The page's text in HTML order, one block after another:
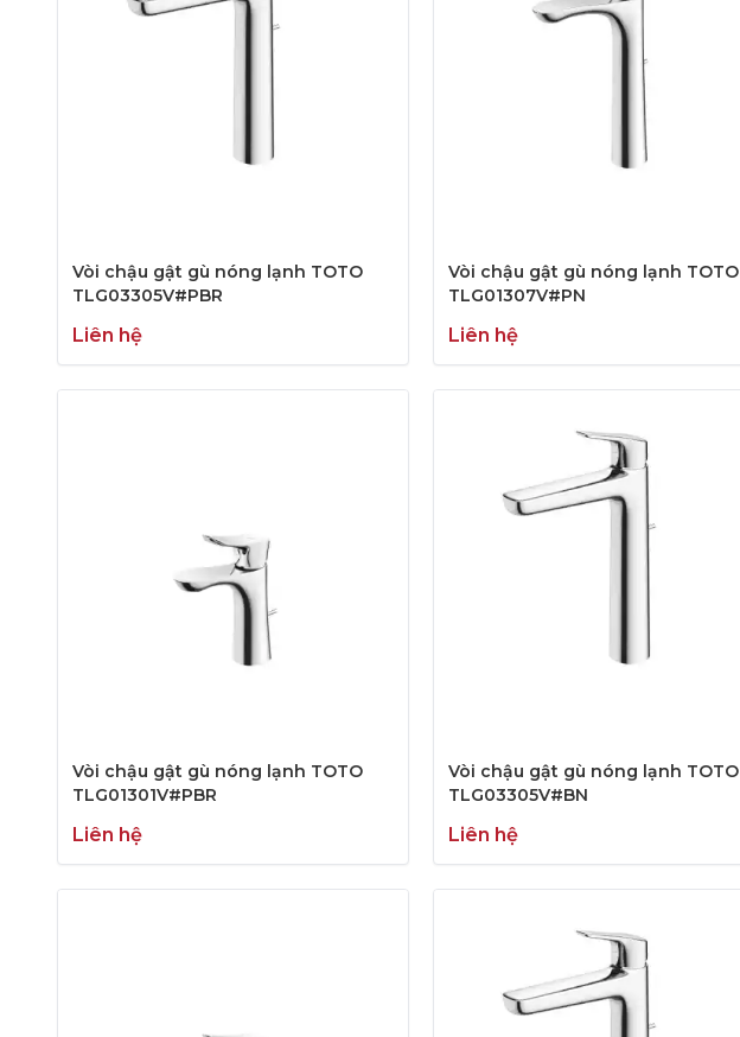
Vòi chậu gật gù nóng lạnh TOTO
TLG03305V#PBR
Liên hệ
Vòi chậu gật gù nóng lạnh TOTO
TLG01307V#PN
Liên hệ
Vòi chậu gật gù nóng lạnh TOTO
TLG01301V#PBR
Liên hệ
Vòi chậu gật gù nóng lạnh TOTO
TLG03305V#BN
Liên hệ